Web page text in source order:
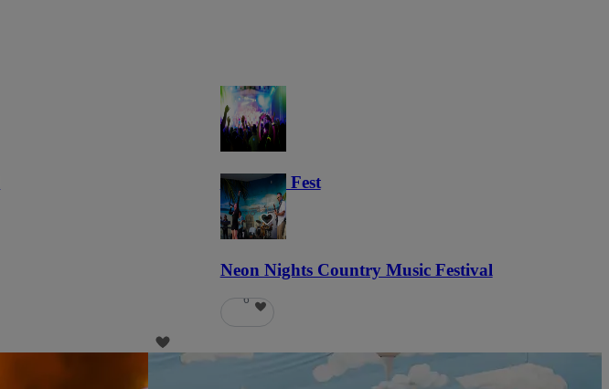
Haunted Fest
58
Neon Nights Country Music Festival
6